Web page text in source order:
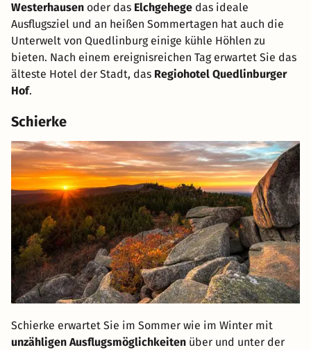
Westerhausen oder das Elchgehege das ideale
Ausflugsziel und an heißen Sommertagen hat auch die
Unterwelt von Quedlinburg einige kühle Höhlen zu
bieten. Nach einem ereignisreichen Tag erwartet Sie das
älteste Hotel der Stadt, das Regiohotel Quedlinburger
Hof.
Schierke
Schierke erwartet Sie im Sommer wie im Winter mit
unzähligen Ausflugsmöglichkeiten über und unter der